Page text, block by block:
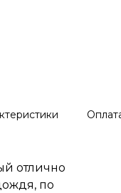
отлично
по